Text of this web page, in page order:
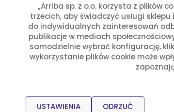
„Arriba sp. z o.o. korzysta z plików
trzecich, aby świadczyć usługi
do indywidualnych zainteresowań
publikacje w mediach
samodzielnie wybrać konfigurację,
wykorzystanie plików cookie może
ODRZUĆ
USTAWIENIA